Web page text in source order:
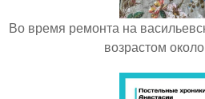
Во время ремонта на
возрастом